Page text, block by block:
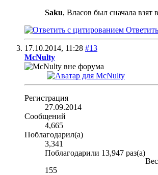
Saku, Власов был сначала взят
17.10.2014, 11:28 #13
McNulty
Регистрация
27.09.2014
Сообщений
4,665
Поблагодарил(а)
3,341
Поблагодарили 13,947 раз(а)
155